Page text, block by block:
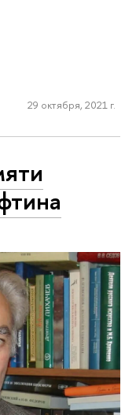
29 октября, 2021 г.